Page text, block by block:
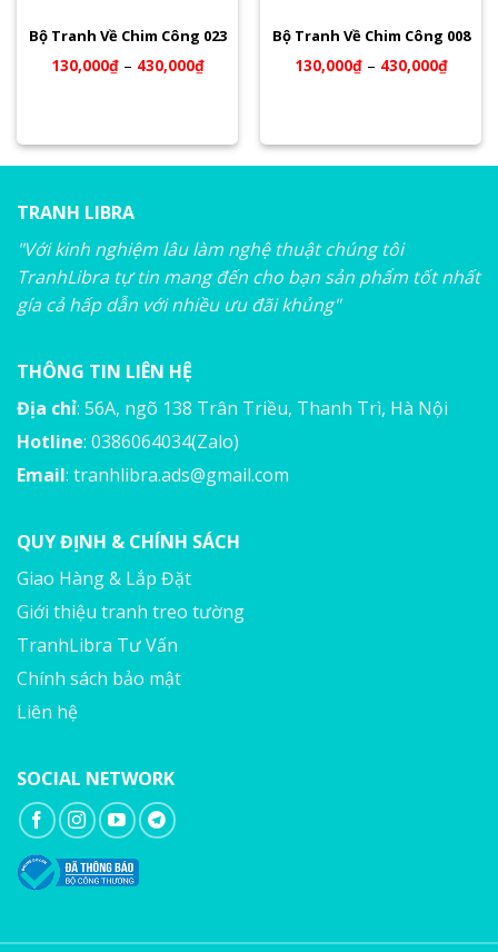
Bộ Tranh Về Chim Công 023
130,000₫– 430,000₫
Bộ Tranh Về Chim Công 008
130,000₫– 430,000₫
TRANH LIBRA
"Với kinh nghiệm lâu làm nghệ thuật chúng tôi
TranhLibra tự tin mang đến cho bạn sản phẩm tốt nhất
gía cả hấp dẫn với nhiều ưu đãi khủng"
THÔNG TIN LIÊN HỆ
Địa chỉ: 56A, ngõ 138 Trân Triều, Thanh Trì, Hà Nội
Hotline: 0386064034(Zalo)
Email: tranhlibra.ads@gmail.com
QUY ĐỊNH & CHÍNH SÁCH
Giao Hàng & Lắp Đặt
Giới thiệu tranh treo tường
TranhLibra Tư Vấn
Chính sách bảo mật
Liên hệ
SOCIAL NETWORK